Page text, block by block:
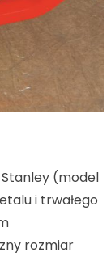
Stanley (model
i trwałego
rozmiar